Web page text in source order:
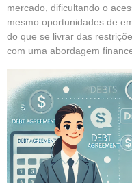
mercado, dificultando o
mesmo oportunidades de
do que se livrar das
com uma abordagem